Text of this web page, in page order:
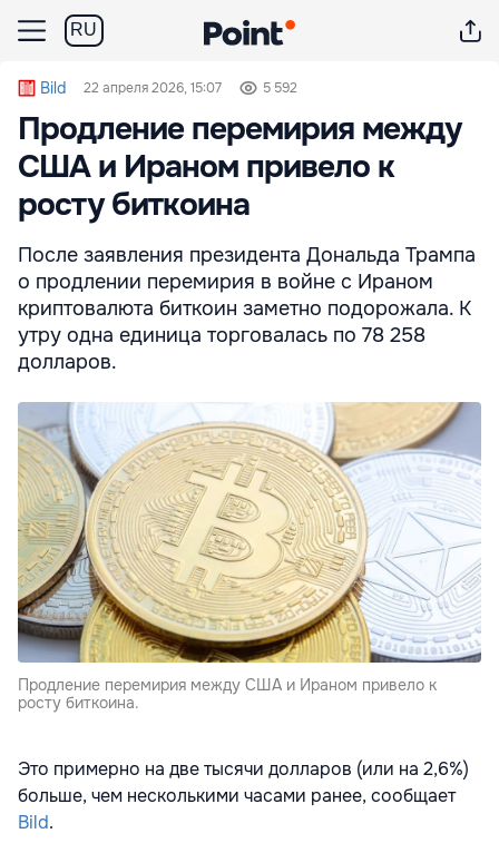
RU
Bild 22 апреля 2026, 15:07 5 592
Продление перемирия между
США и Ираном привело к
росту биткоина
После заявления президента Дональда Трампа
о продлении перемирия в войне с Ираном
криптовалюта биткоин заметно подорожала. К
утру одна единица торговалась по 78 258
долларов.
Продление перемирия между США и Ираном привело к
росту биткоина.
Это примерно на две тысячи долларов (или на 2,6%)
больше, чем несколькими часами ранее, сообщает
Bild.